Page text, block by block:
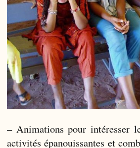
– Animations pour intéresser
activités épanouissantes et